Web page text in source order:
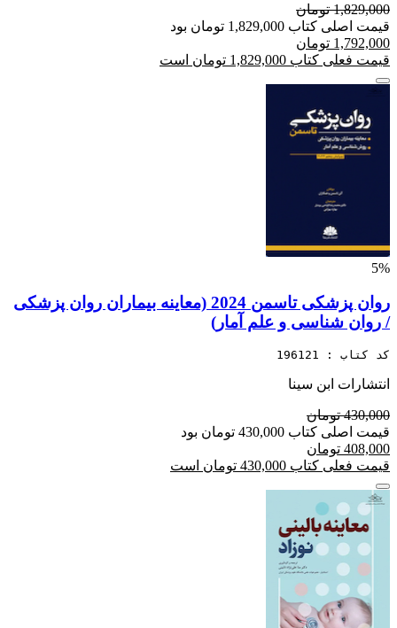
1,829,000 تومان
قیمت اصلی کتاب 1,829,000 تومان بود
1,792,000 تومان
قیمت فعلی کتاب 1,829,000 تومان است
5%
روان پزشکی تاسمن 2024 (معاینه بیماران روان پزشکی
/ روان شناسی و علم آمار)
کد کتاب : 196121
انتشارات ابن سینا
430,000 تومان
قیمت اصلی کتاب 430,000 تومان بود
408,000 تومان
قیمت فعلی کتاب 430,000 تومان است